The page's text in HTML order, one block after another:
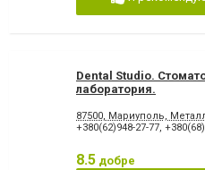
Dental Studio.
лаборатория.
87500, Мариуполь,
+380(62)948-27-77,
8.5 добре